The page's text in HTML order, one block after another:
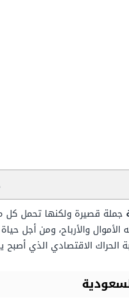
جملة قصيرة ولكنها تحمل كل
والأرباح، ومن أجل
الاقتصادي الذي أصبح